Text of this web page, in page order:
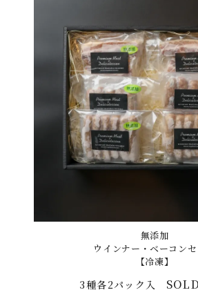
無添加
ウインナー・ベーコンセ
【冷凍】
3種各2パック入